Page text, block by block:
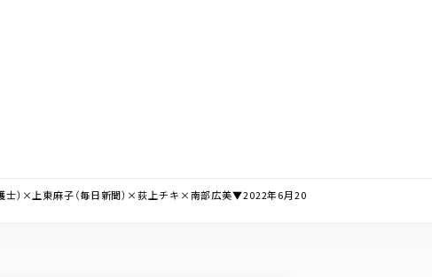
士）×上東麻子（毎日新聞）×荻上チキ×南部広美▼2022年6月20